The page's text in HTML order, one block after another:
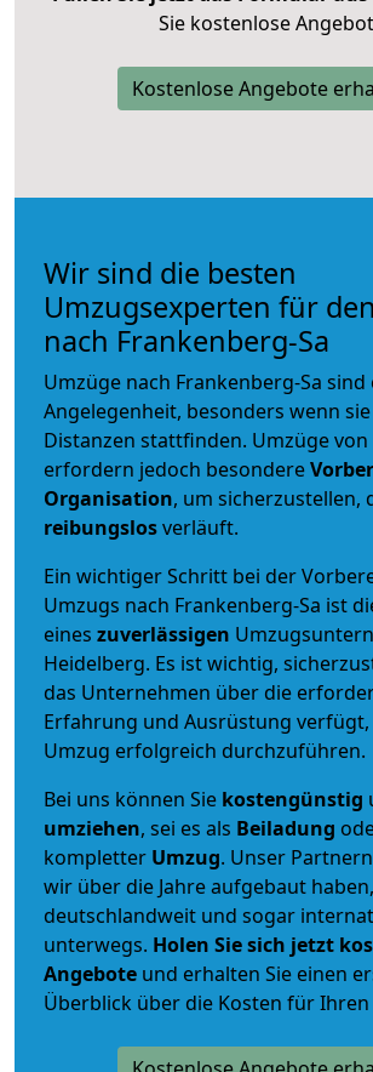
Sie kostenlose
Kostenlose Angebote
Wir sind die besten
Umzugsexperten für
nach Frankenberg-Sa
Umzüge nach Frankenberg-Sa
Angelegenheit, besonders wenn
Distanzen stattfinden. Umzüge
erfordern jedoch besondere
Organisation, um sicherzustellen,
reibungslosverläuft.
Ein wichtiger Schritt bei der
Umzugs nach Frankenberg-Sa ist
eines zuverlässigen
Heidelberg. Es ist wichtig,
das Unternehmen über die
Erfahrung und Ausrüstung
Umzug erfolgreich durchzuführen.
Bei uns können Sie kostengünstig
umziehen, sei es als Beiladung
kompletter Umzug. Unser
wir über die Jahre aufgebaut
deutschlandweit und sogar
unterwegs. Holen Sie sich jetzt
Angebote und erhalten Sie einen
Überblick über die Kosten für Ihren